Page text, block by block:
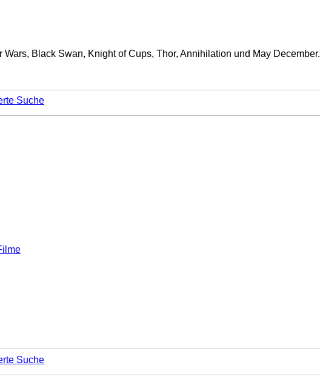
Black Swan, Knight of Cups, Thor, Annihilation und May December.
Suche
Suche